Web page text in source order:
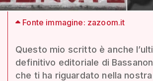
Fonte immagine: zazoom.it
Questo mio scritto è anche
definitivo editoriale di
che ti ha riguardato nella